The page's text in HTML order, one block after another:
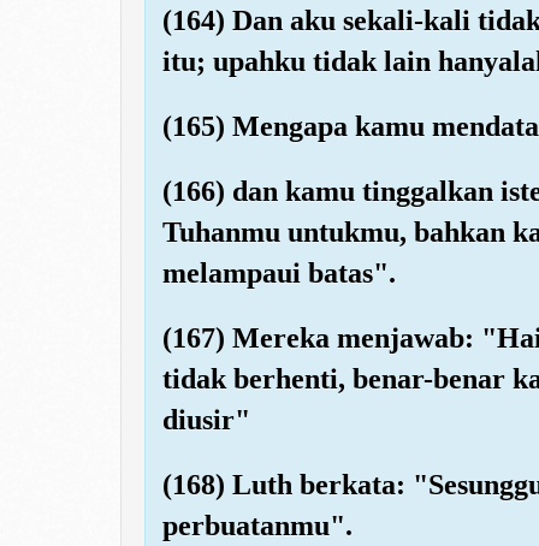
(164) Dan aku sekali-kali
itu; upahku tidak lain
(165) Mengapa kamu
(166) dan kamu tinggalkan
Tuhanmu untukmu, bahkan
melampaui batas".
(167) Mereka menjawab:
tidak berhenti, benar-benar
diusir"
(168) Luth berkata:
perbuatanmu".